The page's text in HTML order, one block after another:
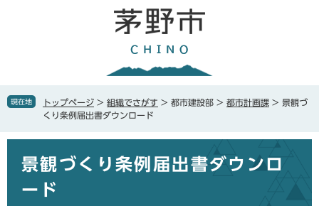
で
ば
本
現在地 トップページ > 組織でさがす > 都市建設部 > 都市計画課 > 景観づ
くり条例届出書ダウンロード
景観づくり条例届出書ダウンロ
ード